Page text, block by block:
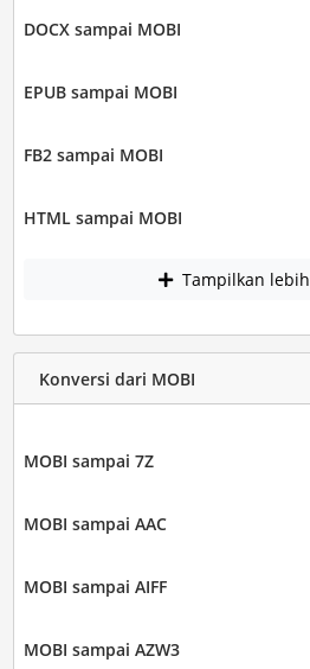
DOCX sampai MOBI
EPUB sampai MOBI
FB2 sampai MOBI
HTML sampai MOBI
Tampilkan
Konversi dari MOBI
MOBI sampai 7Z
MOBI sampai AAC
MOBI sampai AIFF
MOBI sampai AZW3